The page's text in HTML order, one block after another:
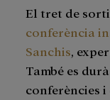
El tret de
conferència
Sanchis,
També es
conferències i